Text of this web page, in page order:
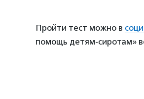
Пройти тест можно в
помощь детям-сиротам»